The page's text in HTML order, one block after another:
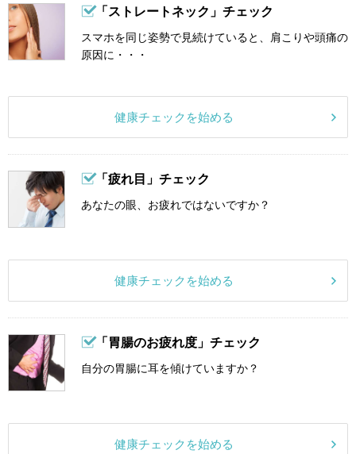
「ストレートネック」チェック
スマホを同じ姿勢で見続けていると、肩こりや頭痛の
原因に・・・
健康チェックを始める
「疲れ目」チェック
あなたの眼、お疲れではないですか？
健康チェックを始める
「胃腸のお疲れ度」チェック
自分の胃腸に耳を傾けていますか？
健康チェックを始める